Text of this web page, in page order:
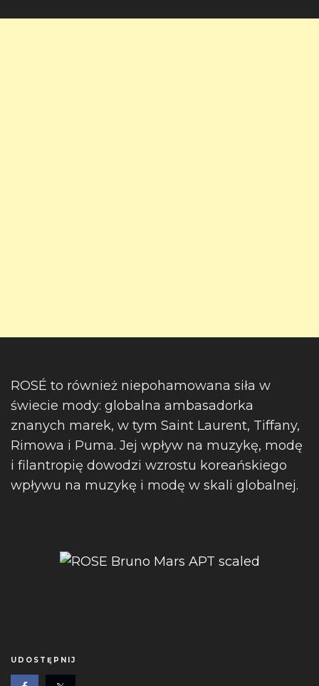
ROSÉ to również niepohamowana siła w
świecie mody: globalna ambasadorka
znanych marek, w tym Saint Laurent, Tiffany,
Rimowa i Puma. Jej wpływ na muzykę, modę
i filantropię dowodzi wzrostu koreańskiego
wpływu na muzykę i modę w skali globalnej.
UDOSTĘPNIJ